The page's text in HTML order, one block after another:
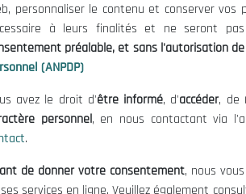
personnaliser le contenu et conserver vos
à leurs finalités et ne seront
préalable, et sans l'autorisation
(ANPDP)
avez le droit d'être informé, d'accéder, de
personnel, en nous contactant via
.
de donner votre consentement, nous
services en ligne. Veuillez également